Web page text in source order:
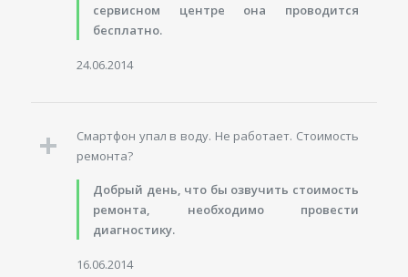
сервисном центре она проводится
бесплатно.
24.06.2014
Смартфон упал в воду. Не работает. Стоимость
ремонта?
Добрый день, что бы озвучить стоимость
ремонта, необходимо провести
диагностику.
16.06.2014